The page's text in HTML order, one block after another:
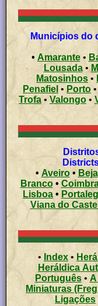
Municípios do distrito do Porto - Porto district
• Amarante•
Lousada•
Matosinhos •
Penafiel • Porto •
Trofa • Valongo •
Distritos/
• Aveiro• Beja
Branco•
Lisboa •
Viana do
• Index •
Heráldica
Português• A
Miniaturas
Ligações